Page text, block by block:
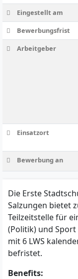
Eingestellt am
Bewerbungsfrist
Arbeitgeber
Einsatzort
Bewerbung an
Die Erste
Salzungen bietet
Teilzeitstelle für
(Politik) und
mit 6 LWS
befristet.
Benefits: